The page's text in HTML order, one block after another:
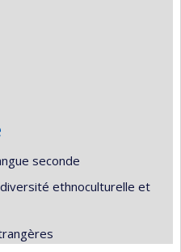
seconde
ethnoculturelle et